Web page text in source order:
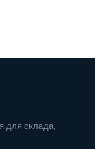
для склада,